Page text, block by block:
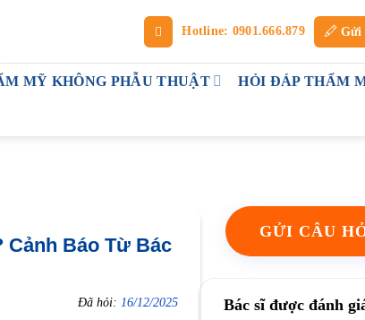
Hotline: 0901.666.879 Gửi
MỸ KHÔNG PHẪU THUẬT HỎI ĐÁP THẨM
Cảnh Báo Từ Bác
Đã hỏi: 16/12/2025
GỬI CÂU
Bác sĩ được đánh